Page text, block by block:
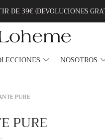
DE 39€ (DEVOLUCIONES
NOSOTROS
PURE
PURE